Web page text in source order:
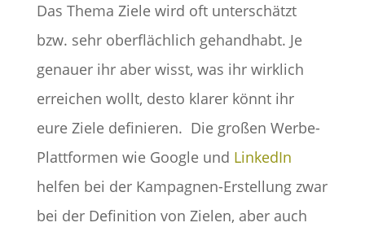
Das Thema Ziele wird oft unterschätzt
bzw. sehr oberflächlich gehandhabt. Je
genauer ihr aber wisst, was ihr wirklich
erreichen wollt, desto klarer könnt ihr
eure Ziele definieren. Die großen Werbe-
Plattformen wie Google und LinkedIn
helfen bei der Kampagnen-Erstellung zwar
bei der Definition von Zielen, aber auch